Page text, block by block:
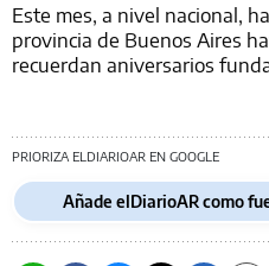
Este mes, a nivel nacional,
provincia de Buenos Aires
recuerdan aniversarios
PRIORIZA ELDIARIOAR EN GOOGLE
Añade elDiarioAR como